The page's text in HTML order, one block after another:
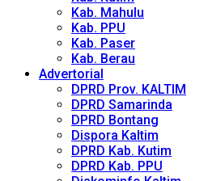
Kab. Mahulu
Kab. PPU
Kab. Paser
Kab. Berau
Advertorial
DPRD Prov. KALTIM
DPRD Samarinda
DPRD Bontang
Dispora Kaltim
DPRD Kab. Kutim
DPRD Kab. PPU